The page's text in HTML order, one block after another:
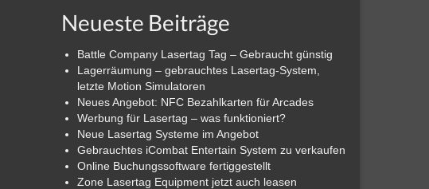
Neueste Beiträge
Battle Company Lasertag Tag – Gebraucht günstig
Lagerräumung – gebrauchtes Lasertag-System,
letzte Motion Simulatoren
Neues Angebot: NFC Bezahlkarten für Arcades
Werbung für Lasertag – was funktioniert?
Neue Lasertag Systeme im Angebot
Gebrauchtes iCombat Entertain System zu verkaufen
Online Buchungssoftware fertiggestellt
Zone Lasertag Equipment jetzt auch leasen